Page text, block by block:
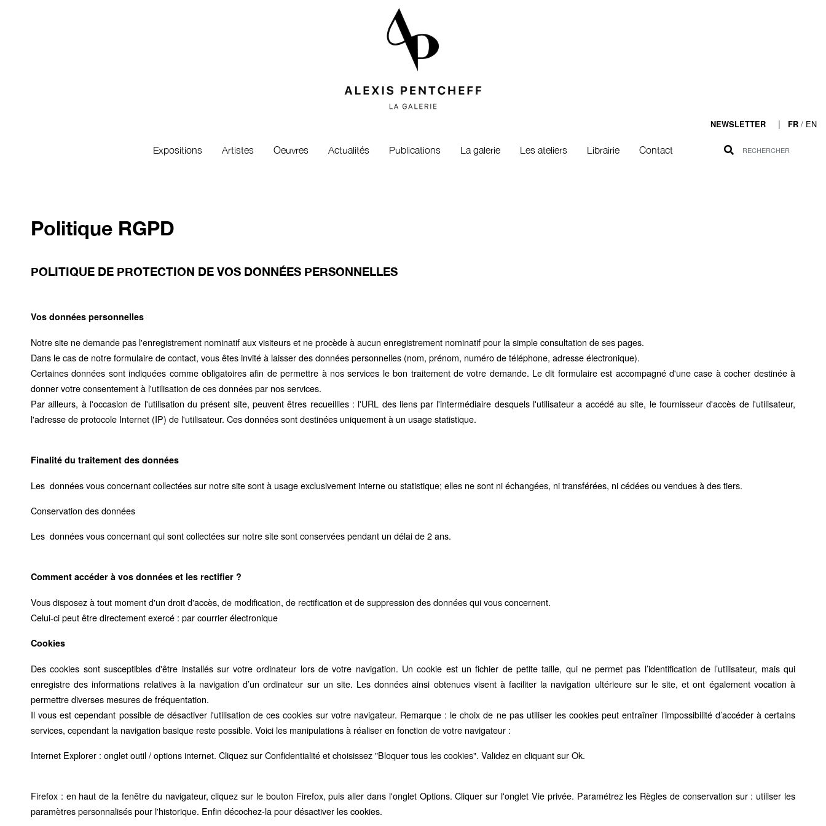
NEWSLETTER | FR / EN
Expositions Artistes Oeuvres Actualités Publications La galerie Les ateliers Librairie Contact
Politique RGPD
POLITIQUE DE PROTECTION DE VOS DONNÉES PERSONNELLES
Vos données personnelles
Notre site ne demande pas l'enregistrement nominatif aux visiteurs et ne procède à aucun enregistrement nominatif pour la simple consultation de ses pages.
Dans le cas de notre formulaire de contact, vous êtes invité à laisser des données personnelles (nom, prénom, numéro de téléphone, adresse électronique).
Certaines données sont indiquées comme obligatoires afin de permettre à nos services le bon traitement de votre demande. Le dit formulaire est accompagné d'une case à cocher destinée à
donner votre consentement à l'utilisation de ces données par nos services.
Par ailleurs, à l'occasion de l'utilisation du présent site, peuvent êtres recueillies : l'URL des liens par l'intermédiaire desquels l'utilisateur a accédé au site, le fournisseur d'accès de l'utilisateur,
l'adresse de protocole Internet (IP) de l'utilisateur. Ces données sont destinées uniquement à un usage statistique.
Finalité du traitement des données
Les données vous concernant collectées sur notre site sont à usage exclusivement interne ou statistique; elles ne sont ni échangées, ni transférées, ni cédées ou vendues à des tiers.
Conservation des données
Les données vous concernant qui sont collectées sur notre site sont conservées pendant un délai de 2 ans.
Comment accéder à vos données et les rectifier ?
Vous disposez à tout moment d'un droit d'accès, de modification, de rectification et de suppression des données qui vous concernent.
Celui-ci peut être directement exercé : parcourrier électronique
Cookies
Des cookies sont susceptibles d'être installés sur votre ordinateur lors de votre navigation. Un cookie est un fichier de petite taille, qui ne permet pas l’identification de l’utilisateur, mais qui
enregistre des informations relatives à la navigation d’un ordinateur sur un site. Les données ainsi obtenues visent à faciliter la navigation ultérieure sur le site, et ont également vocation à
permettre diverses mesures de fréquentation.
Il vous est cependant possible de désactiver l'utilisation de ces cookies sur votre navigateur. Remarque : le choix de ne pas utiliser les cookies peut entraîner l’impossibilité d’accéder à certains
services, cependant la navigation basique reste possible. Voici les manipulations à réaliser en fonction de votre navigateur :
Internet Explorer : onglet outil / options internet. Cliquez sur Confidentialité et choisissez "Bloquer tous les cookies". Validez en cliquant sur Ok.
Firefox : en haut de la fenêtre du navigateur, cliquez sur le bouton Firefox, puis aller dans l'onglet Options. Cliquer sur l'onglet Vie privée. Paramétrez les Règles de conservation sur : utiliser les
paramètres personnalisés pour l'historique. Enfin décochez-la pour désactiver les cookies.